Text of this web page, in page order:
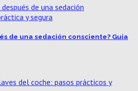
de una sedación consciente? Guía